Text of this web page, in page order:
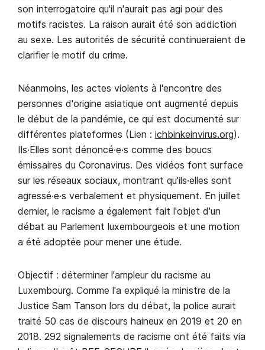
son interrogatoire qu'il n'aurait pas agi pour des
motifs racistes. La raison aurait été son addiction
au sexe. Les autorités de sécurité continueraient de
clarifier le motif du crime.
Néanmoins, les actes violents à l'encontre des
personnes d'origine asiatique ont augmenté depuis
le début de la pandémie, ce qui est documenté sur
différentes plateformes (Lien : ichbinkeinvirus.org).
Ils·Elles sont dénoncé·e·s comme des boucs
émissaires du Coronavirus. Des vidéos font surface
sur les réseaux sociaux, montrant qu'ils·elles sont
agressé·e·s verbalement et physiquement. En juillet
dernier, le racisme a également fait l'objet d'un
débat au Parlement luxembourgeois et une motion
a été adoptée pour mener une étude.
Objectif : déterminer l'ampleur du racisme au
Luxembourg. Comme l'a expliqué la ministre de la
Justice Sam Tanson lors du débat, la police aurait
traité 50 cas de discours haineux en 2019 et 20 en
2018. 292 signalements de racisme ont été faits via